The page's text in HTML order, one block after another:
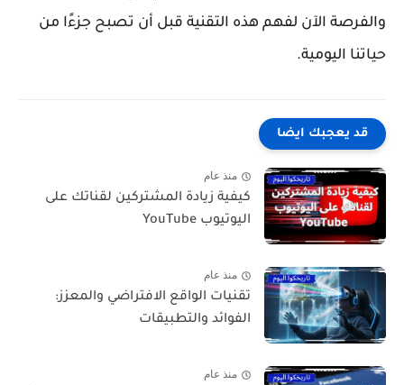
والفرصة الآن لفهم هذه التقنية قبل أن تصبح جزءًا من
حياتنا اليومية.
قد يعجبك ايضا
منذ عام
كيفية زيادة المشتركين لقناتك على
اليوتيوب YouTube
منذ عام
تقنيات الواقع الافتراضي والمعزز:
الفوائد والتطبيقات
منذ عام